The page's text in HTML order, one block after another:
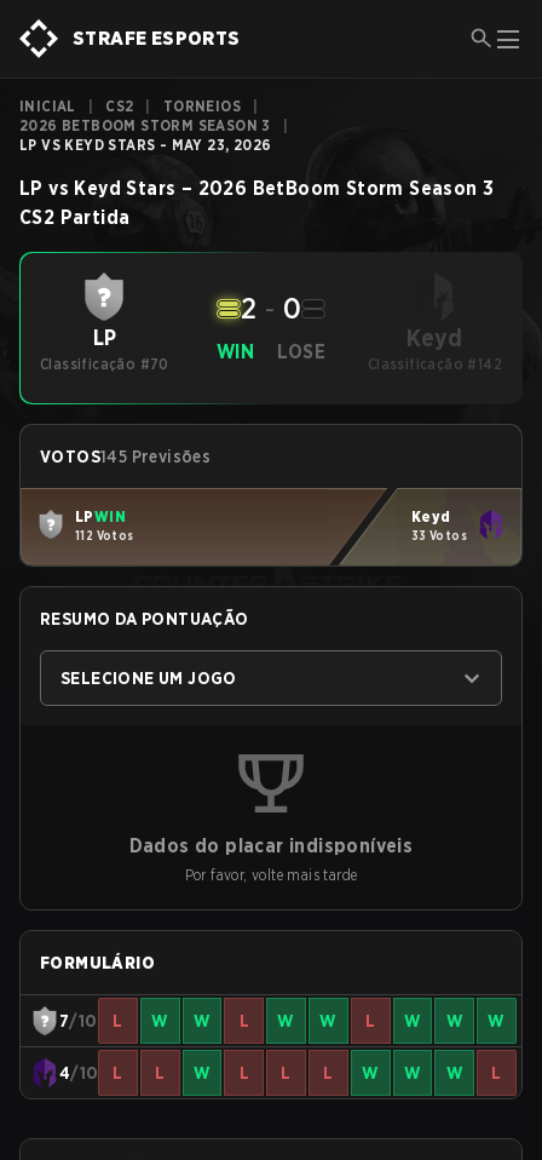
STRAFE ESPORTS
INICIAL CS2 TORNEIOS
2026 BETBOOM STORM SEASON 3
LP VS KEYD STARS - MAY 23, 2026
LP vs Keyd Stars – 2026 BetBoom Storm Season 3
CS2 Partida
LP
Classificação #70
WIN
2 - 0
LOSE Keyd
Classificação #142
VOTOS145 Previsões
LPWIN
112 Votos
Keyd
33 Votos
RESUMO DA PONTUAÇÃO
SELECIONE UM JOGO
Dados do placar indisponíveis
Por favor, volte mais tarde
FORMULÁRIO
7/10 L W W L W W L W W W
4/10 L L W L L L W W W L